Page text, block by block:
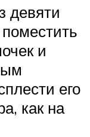
девяти
и
его
как на